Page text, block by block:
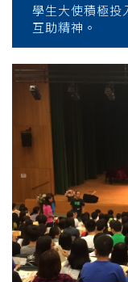
學生大使積極投
互助精神。